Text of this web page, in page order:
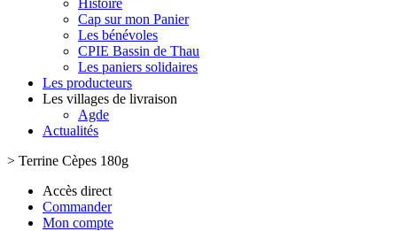
Histoire
Cap sur mon Panier
Les bénévoles
CPIE Bassin de Thau
Les paniers solidaires
Les producteurs
Les villages de livraison
Agde
Actualités
> Terrine Cèpes 180g
Accès direct
Commander
Mon compte